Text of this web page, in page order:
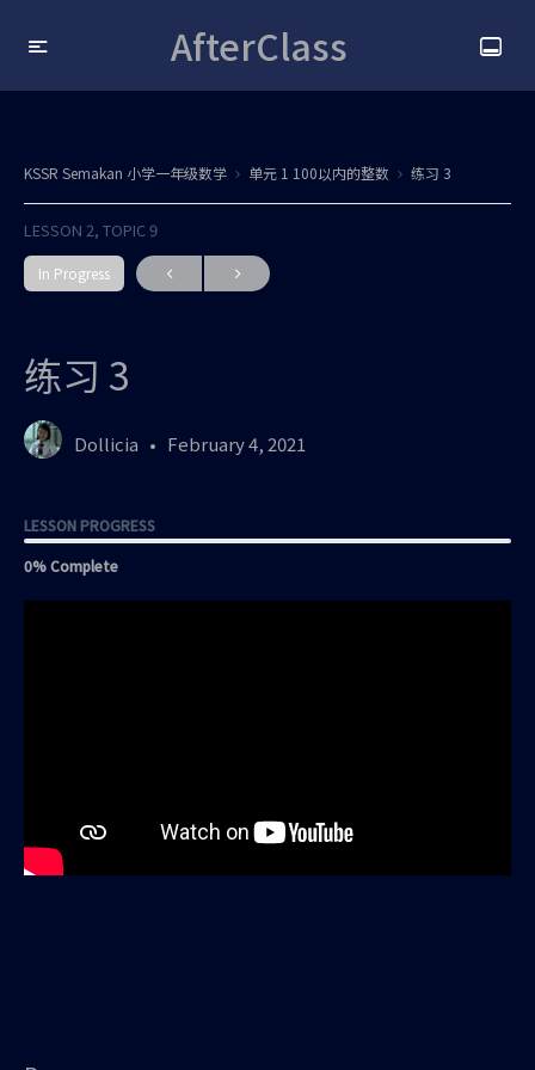
AfterClass
KSSR Semakan 小学一年级数学 单元 1 100以内的整数 练习 3
LESSON 2, TOPIC 9
In Progress
练习 3
Dollicia February 4, 2021
LESSON PROGRESS
0% Complete